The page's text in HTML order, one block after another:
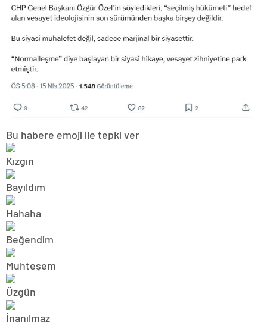
Bu habere emoji ile tepki ver